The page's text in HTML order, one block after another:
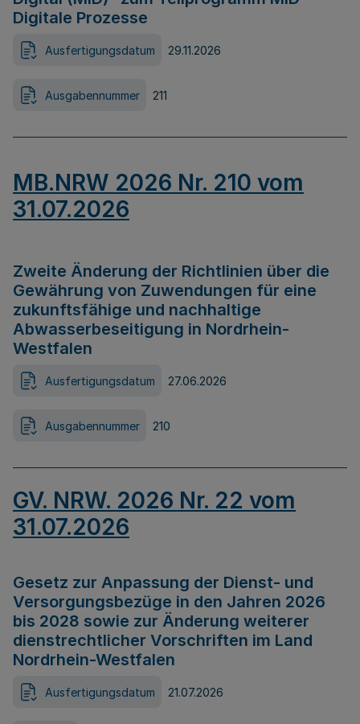
Digitale Prozesse
Ausfertigungsdatum 29.11.2026
Ausgabennummer 211
MB.NRW 2026 Nr. 210 vom
31.07.2026
Zweite Änderung der Richtlinien über die
Gewährung von Zuwendungen für eine
zukunftsfähige und nachhaltige
Abwasserbeseitigung in Nordrhein-
Westfalen
Ausfertigungsdatum 27.06.2026
Ausgabennummer 210
GV. NRW. 2026 Nr. 22 vom
31.07.2026
Gesetz zur Anpassung der Dienst- und
Versorgungsbezüge in den Jahren 2026
bis 2028 sowie zur Änderung weiterer
dienstrechtlicher Vorschriften im Land
Nordrhein-Westfalen
Ausfertigungsdatum 21.07.2026